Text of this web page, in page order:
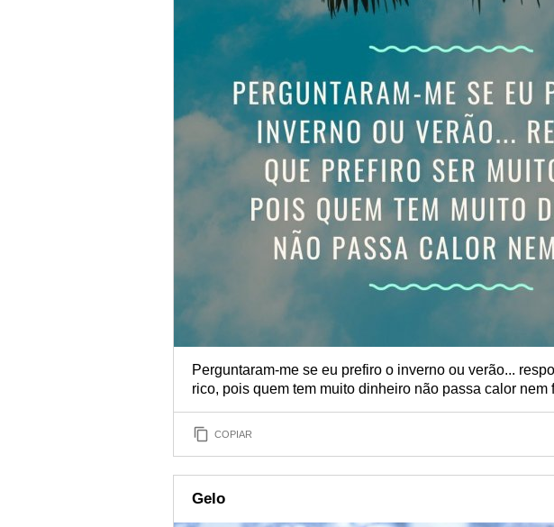
Perguntaram-me se eu prefiro o inverno ou verão...
rico, pois quem tem muito dinheiro não passa calor nem
COPIAR
Gelo